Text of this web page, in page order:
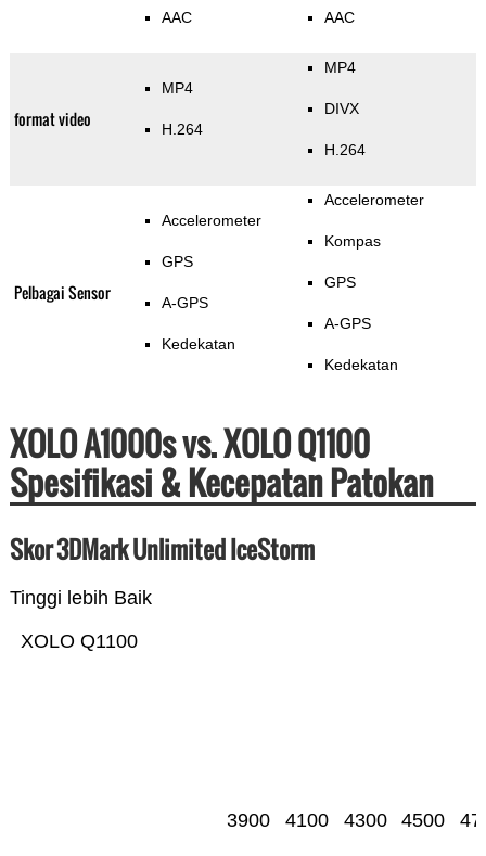
AAC AAC
format video
MP4
H.264
MP4
DIVX
H.264
Pelbagai Sensor
Accelerometer
GPS
A-GPS
Kedekatan
Accelerometer
Kompas
GPS
A-GPS
Kedekatan
XOLO A1000s vs. XOLO Q1100
Spesifikasi & Kecepatan Patokan
Skor 3DMark Unlimited IceStorm
Tinggi lebih Baik
XOLO Q1100
3900 4100 4300 4500